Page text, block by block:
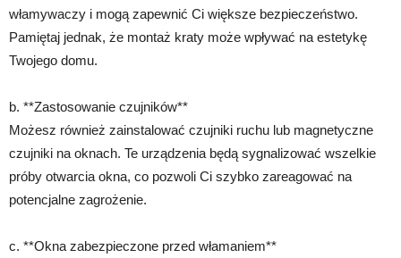
włamywaczy i mogą zapewnić Ci większe bezpieczeństwo.
Pamiętaj jednak, że montaż kraty może wpływać na estetykę
Twojego domu.
b. **Zastosowanie czujników**
Możesz również zainstalować czujniki ruchu lub magnetyczne
czujniki na oknach. Te urządzenia będą sygnalizować wszelkie
próby otwarcia okna, co pozwoli Ci szybko zareagować na
potencjalne zagrożenie.
c. **Okna zabezpieczone przed włamaniem**